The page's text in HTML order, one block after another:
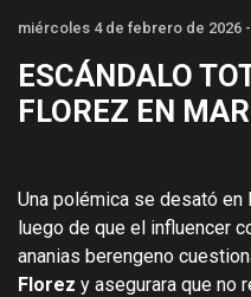
miércoles 4 de febrero de 2026 -
ESCÁNDALO
FLOREZ EN
Una polémica se desató
luego de que el influencer
ananias berengeno
Florez y asegurara que no